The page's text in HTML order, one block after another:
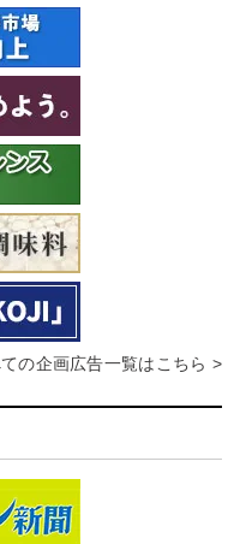
の企画広告一覧はこちら >